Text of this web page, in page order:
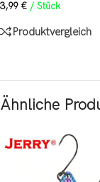
3,99 € / Stück
Produktvergleich
Ähnliche